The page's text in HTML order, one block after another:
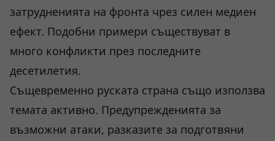
затрудненията на фронта чрез силен медиен
ефект. Подобни примери съществуват в
много конфликти през последните
десетилетия.
Същевременно руската страна също използва
темата активно. Предупрежденията за
възможни атаки, разказите за подготвяни